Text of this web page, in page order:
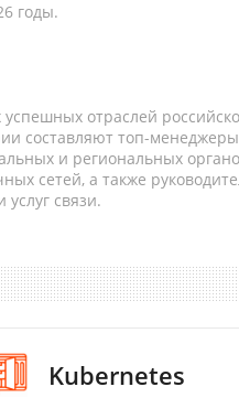
годы.
отраслей
составляют топ-
и региональных
сетей, а также
связи.
Kubernetes